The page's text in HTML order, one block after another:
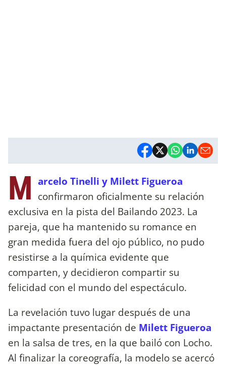
M arcelo Tinelli y Milett Figueroa
confirmaron oficialmente su relación
exclusiva en la pista del Bailando 2023. La
pareja, que ha mantenido su romance en
gran medida fuera del ojo público, no pudo
resistirse a la química evidente que
comparten, y decidieron compartir su
felicidad con el mundo del espectáculo.
La revelación tuvo lugar después de una
impactante presentación de Milett Figueroa
en la salsa de tres, en la que bailó con Locho.
Al finalizar la coreografía, la modelo se acercó